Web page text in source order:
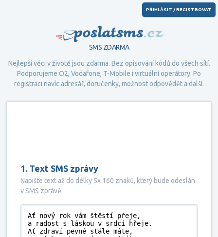
PoslatSMS.cz
SMS ZDARMA
Nejlepší věci v životě jsou zdarma. Bez opisování kódů do všech sítí.
Podporujeme O2, Vodafone, T-Mobile i virtuální operátory. Po
registraci navíc adresář, doručenky, možnost odpovědět a další.
PŘIHLÁSIT / REGISTROVAT
1. Text SMS zprávy
Napište text až do délky 5x 160 znaků, který bude odeslán
v SMS zprávě.